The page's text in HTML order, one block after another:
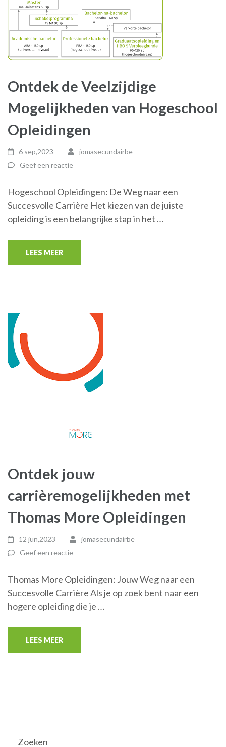
Ontdek de Veelzijdige
Mogelijkheden van Hogeschool
Opleidingen
6 sep,2023
jomasecundairbe
Geef een reactie
Hogeschool Opleidingen: De Weg naar een
Succesvolle Carrière Het kiezen van de juiste
opleiding is een belangrijke stap in het …
LEES MEER
Ontdek jouw
carrièremogelijkheden met
Thomas More Opleidingen
12 jun,2023
jomasecundairbe
Geef een reactie
Thomas More Opleidingen: Jouw Weg naar een
Succesvolle Carrière Als je op zoek bent naar een
hogere opleiding die je …
LEES MEER
Zoeken